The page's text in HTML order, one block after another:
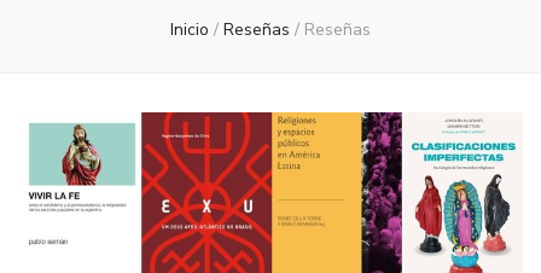
Inicio / Reseñas / Reseñas